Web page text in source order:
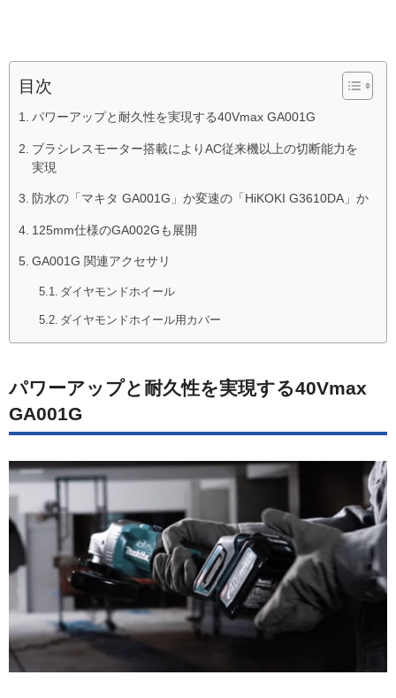
目次
パワーアップと耐久性を実現する40Vmax GA001G
ブラシレスモーター搭載によりAC従来機以上の切断能力を
実現
防水の「マキタ GA001G」か変速の「HiKOKI G3610DA」か
125mm仕様のGA002Gも展開
GA001G 関連アクセサリ
ダイヤモンドホイール
ダイヤモンドホイール用カバー
パワーアップと耐久性を実現する40Vmax
GA001G